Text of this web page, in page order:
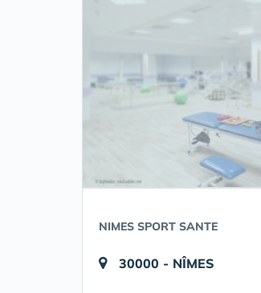
NIMES SPORT SANTE
30000 - NÎMES